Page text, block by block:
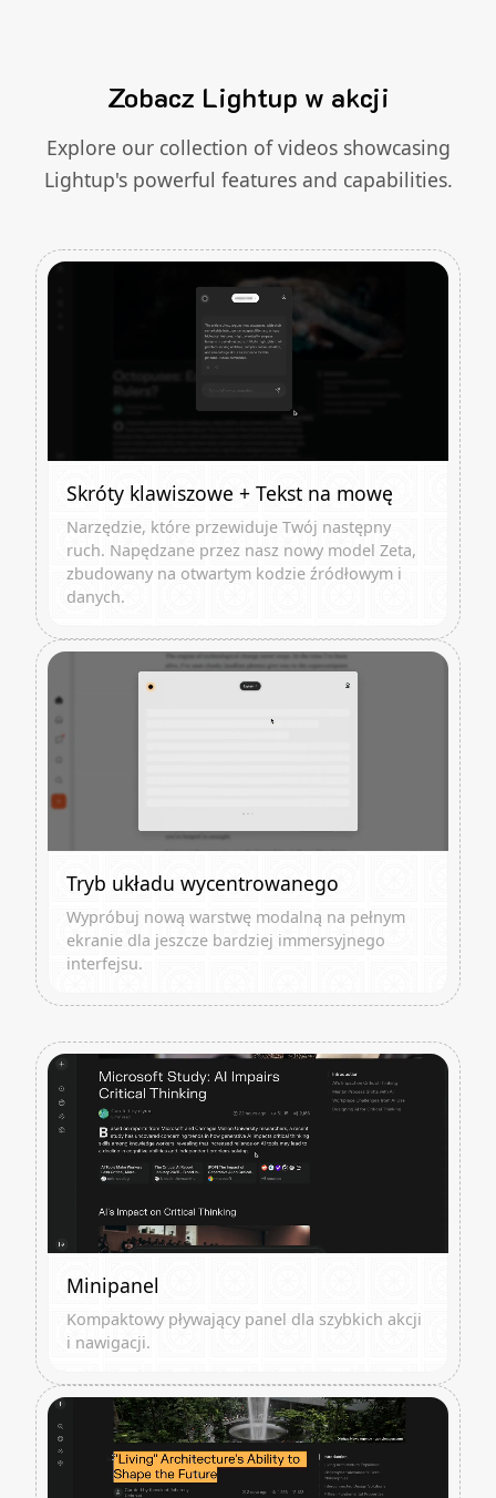
Zobacz Lightup w akcji
Explore our collection of videos showcasing
Lightup's powerful features and capabilities.
Skróty klawiszowe + Tekst na mowę
Narzędzie, które przewiduje Twój następny
ruch. Napędzane przez nasz nowy model Zeta,
zbudowany na otwartym kodzie źródłowym i
danych.
Tryb układu wycentrowanego
Wypróbuj nową warstwę modalną na pełnym
ekranie dla jeszcze bardziej immersyjnego
interfejsu.
Minipanel
Kompaktowy pływający panel dla szybkich akcji
i nawigacji.